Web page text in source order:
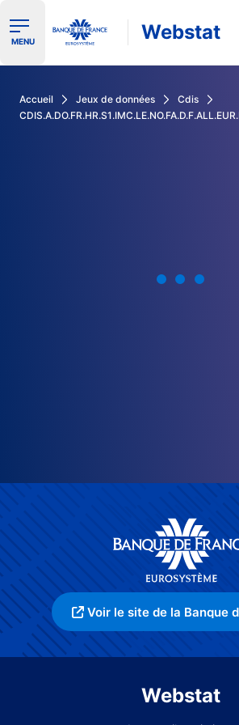
Ouvrir le menu de navigation
MENU Webstat
Accueil Jeux de données
Cdis
Voir le site de la Banque
Webstat